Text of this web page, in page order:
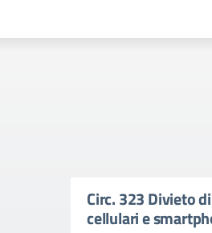
Circ. 323 Divieto
cellulari e